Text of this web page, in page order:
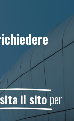
il sitoper